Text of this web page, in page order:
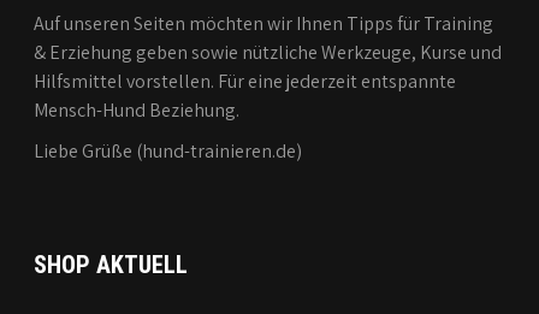
Auf unseren Seiten möchten wir Ihnen Tipps für Training
& Erziehung geben sowie nützliche Werkzeuge, Kurse und
Hilfsmittel vorstellen. Für eine jederzeit entspannte
Mensch-Hund Beziehung.
Liebe Grüße (hund-trainieren.de)
SHOP AKTUELL